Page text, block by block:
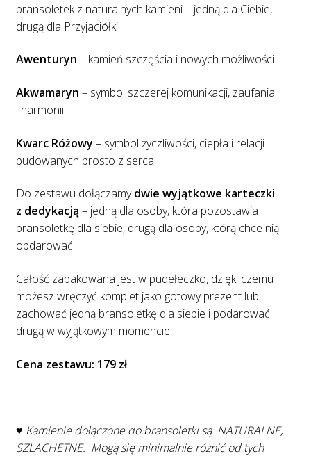
bransoletek z naturalnych kamieni – jedną dla Ciebie,
drugą dla Przyjaciółki.
Awenturyn – kamień szczęścia i nowych możliwości.
Akwamaryn – symbol szczerej komunikacji, zaufania
i harmonii.
Kwarc Różowy – symbol życzliwości, ciepła i relacji
budowanych prosto z serca.
Do zestawu dołączamydwie wyjątkowe karteczki
z dedykacją – jedną dla osoby, która pozostawia
bransoletkę dla siebie, drugą dla osoby, którą chce nią
obdarować.
Całość zapakowana jest w pudełeczko, dzięki czemu
możesz wręczyć komplet jako gotowy prezent lub
zachować jedną bransoletkę dla siebie i podarować
drugą w wyjątkowym momencie.
Cena zestawu: 179 zł
♥ Kamienie dołączone do bransoletki są NATURALNE,
SZLACHETNE. Mogą się minimalnie różnić od tych